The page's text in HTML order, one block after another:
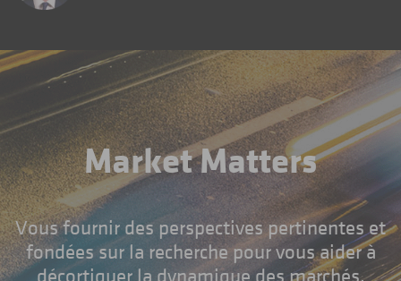
Market Matters
Vous fournir des perspectives pertinentes et
fondées sur la recherche pour vous aider à